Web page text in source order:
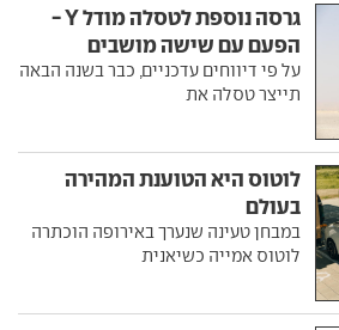
גרסה נוספת לטסלה מודל Y -
הפעם עם שישה מושבים
על פי דיווחים עדכניים, כבר בשנה הבאה
תייצר טסלה את
לוטוס היא הטוענת המהירה
בעולם
במבחן טעינה שנערך באירופה הוכתרה
לוטוס אמייה כשיאנית